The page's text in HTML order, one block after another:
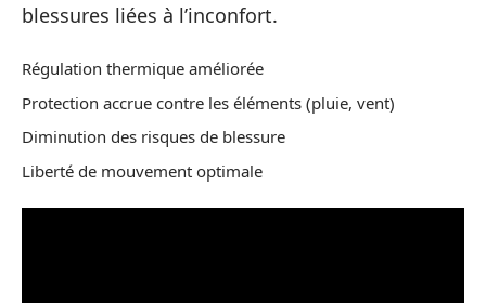
blessures liées à l’inconfort.
Régulation thermique améliorée
Protection accrue contre les éléments (pluie, vent)
Diminution des risques de blessure
Liberté de mouvement optimale